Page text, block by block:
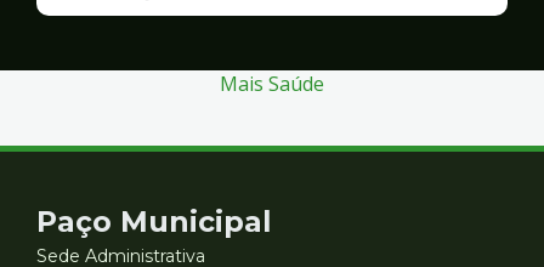
Mais Saúde
Contato
Paço Municipal
Sede Administrativa